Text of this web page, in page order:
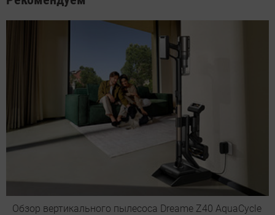
Обзор вертикального пылесоса Dreame Z40 AquaCycle